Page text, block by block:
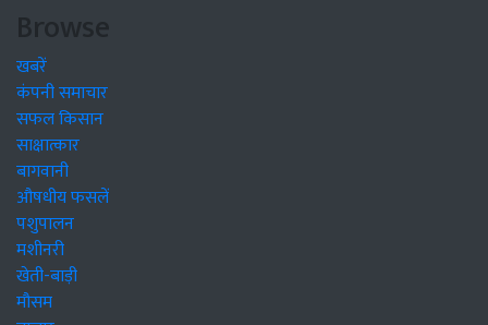
Browse
खबरें
कंपनी समाचार
सफल किसान
साक्षात्कार
बागवानी
औषधीय फसलें
पशुपालन
मशीनरी
खेती-बाड़ी
मौसम